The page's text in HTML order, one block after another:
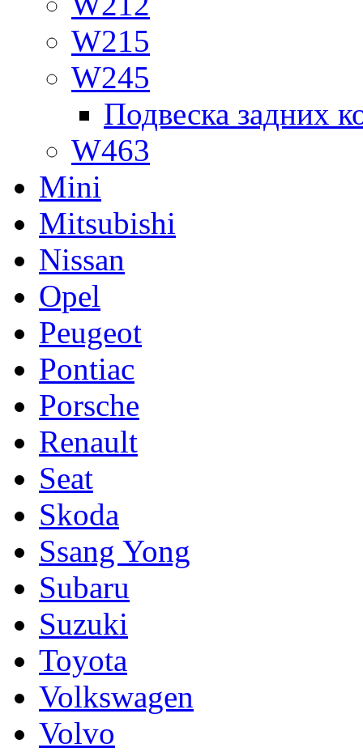
W215
W245
Подвеска задних
W463
Mini
Mitsubishi
Nissan
Opel
Peugeot
Pontiac
Porsche
Renault
Seat
Skoda
Ssang Yong
Subaru
Suzuki
Toyota
Volkswagen
Volvo